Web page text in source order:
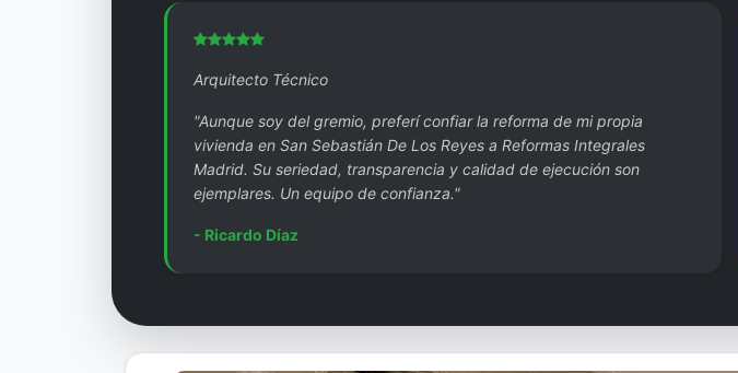
Arquitecto Técnico
"Aunque soy del gremio, preferí confiar la reforma de mi propia
vivienda en San Sebastián De Los Reyes a Reformas Integrales
Madrid. Su seriedad, transparencia y calidad de ejecución son
ejemplares. Un equipo de confianza."
- Ricardo Díaz